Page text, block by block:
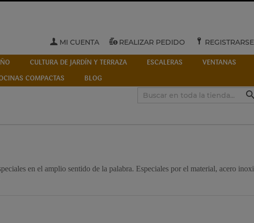
MI CUENTA REALIZAR PEDIDO REGISTRARSE
CULTURA DE JARDÍN Y TERRAZA ESCALERAS VENTANAS
COMPACTAS
BLOG

en el amplio sentido de la palabra. Especiales por el material, acero